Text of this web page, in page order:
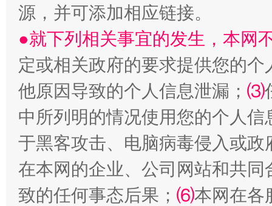
从幼儿园到大学，有这些资助 “
事关残疾人未来5年
源，并可添加相应链接。
●就下列相关事宜的发生，本网
定或相关政府的要求提供您的个
他原因导致的个人信息泄漏； ⑶
中所列明的情况使用您的个人
于黑客攻击、电脑病毒侵入或
在本网的企业、公司网站和共
致的任何事态后果； ⑹本网在各